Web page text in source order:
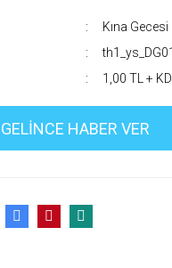
Kına Gecesi
1,00 TL +
GELİNCE HABER VER